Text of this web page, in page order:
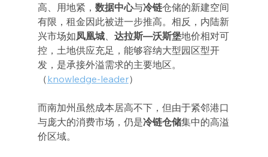
高、用地紧， 数据中心与冷链仓储的新建空间
有限，租金因此被进一步推高。相反，内陆新
兴市场如凤凰城、 达拉斯—沃斯堡地价相对可
控，土地供应充足，能够容纳大型园区型开
发，是承接外溢需求的主要地区。
（knowledge-leader）
而南加州虽然成本居高不下，但由于紧邻港口
与庞大的消费市场，仍是冷链仓储集中的高溢
价区域。